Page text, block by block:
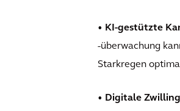
• KI-gestützte
-überwachung
Starkregen
• Digitale